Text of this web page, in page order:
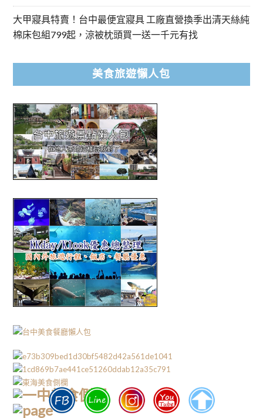
大甲寢具特賣！台中最便宜寢具 工廠直營換季出清天絲純
棉床包組799起，涼被枕頭買一送一千元有找
美食旅遊懶人包